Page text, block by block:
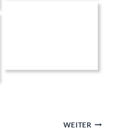
WEITER